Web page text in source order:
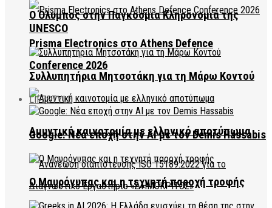
Prisma Electronics στο Athens Defence
Conference 2026
Αμυντική καινοτομία με ελληνικό αποτύπωμα
Ο Όλυμπος στην Παγκόσμια Κληρονομιά της
UNESCO
Συλλυπητήρια Μητσοτάκη για τη Μάρω Κοντού
LIFESTYLE
Google: Νέα εποχή στην AI με τον Demis Hassabis
Ο Μαυρόγυπας και η τεχνητή παροχή τροφής